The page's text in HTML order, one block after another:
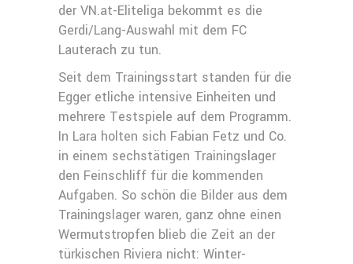
der VN.at-Eliteliga bekommt es die
Gerdi/Lang-Auswahl mit dem FC
Lauterach zu tun.
Seit dem Trainingsstart standen für die
Egger etliche intensive Einheiten und
mehrere Testspiele auf dem Programm.
In Lara holten sich Fabian Fetz und Co.
in einem sechstätigen Trainingslager
den Feinschliff für die kommenden
Aufgaben. So schön die Bilder aus dem
Trainingslager waren, ganz ohne einen
Wermutstropfen blieb die Zeit an der
türkischen Riviera nicht: Winter-